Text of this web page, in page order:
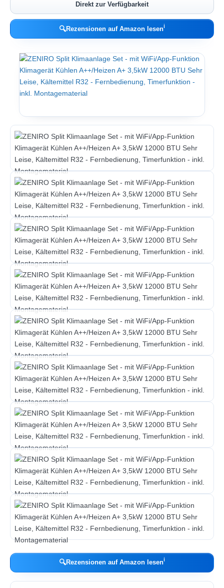
Direkt zur Verfügbarkeit
🔍Rezensionen auf Amazon lesenℹ︎
🔍Rezensionen auf Amazon lesenℹ︎